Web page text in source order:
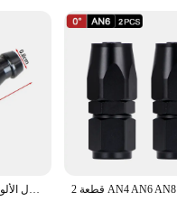
for automotive
to corrosion, ensuring
to any fuel system upgrade.
from high-performance
and DIY
6AN مضيئة إلى 3/8 خرطوم بارب تركيبات محول الألومنيوم خط الوقود-6 AN ذكر إلى 3/8 "دفع على موصل بارب 5/16" محولات المحرك